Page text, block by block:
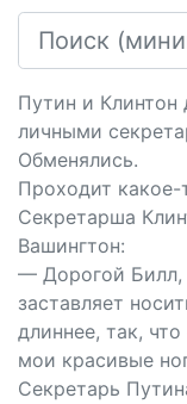
Путин и Клинтон
личными
Обменялись.
Проходит какое-
Секретарша
Вашингтон:
— Дорогой Билл,
заставляет
длиннее, так,
мои красивые
Секретарь